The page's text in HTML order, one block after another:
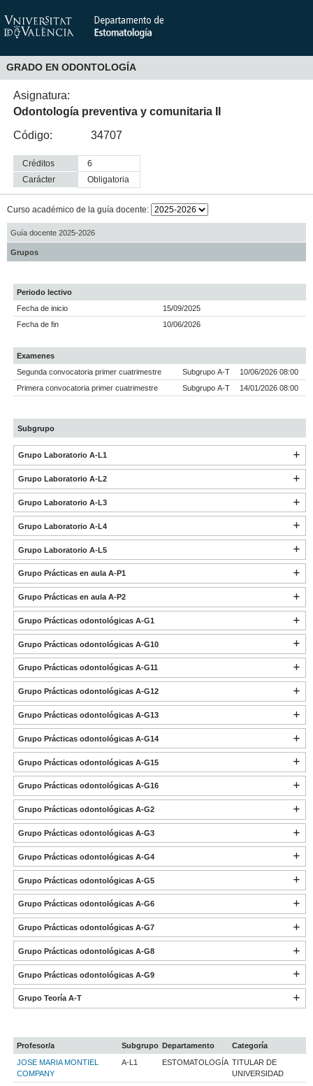
GRADO EN ODONTOLOGÍA
Asignatura:
Odontología preventiva y comunitaria II
Código:
34707
Créditos
6
Carácter
obligatoria
Curso académico de la guía docente:
Guía docente 2025-2026
Grupos
Periodo lectivo
Fecha de inicio
15/09/2025
Fecha de fin
10/06/2026
Examenes
Segunda convocatoria primer cuatrimestre
Subgrupo A-T
10/06/2026 08:00
Primera convocatoria primer cuatrimestre
Subgrupo A-T 14/01/2026 08:00
Subgrupo
Grupo Laboratorio A-L1
Grupo Laboratorio A-L2
Grupo Laboratorio A-L3
Grupo Laboratorio A-L4
Grupo Laboratorio A-L5
Grupo Prácticas en aula A-P1
Grupo Prácticas en aula A-P2
Grupo Prácticas odontológicas A-G1
Grupo Prácticas odontológicas A-G10
Grupo Prácticas odontológicas A-G11
Grupo Prácticas odontológicas A-G12
Grupo Prácticas odontológicas A-G13
Grupo Prácticas odontológicas A-G14
Grupo Prácticas odontológicas A-G15
Grupo Prácticas odontológicas A-G16
Grupo Prácticas odontológicas A-G2
Grupo Prácticas odontológicas A-G3
Grupo Prácticas odontológicas A-G4
Grupo Prácticas odontológicas A-G5
Grupo Prácticas odontológicas A-G6
Grupo Prácticas odontológicas A-G7
Grupo Prácticas odontológicas A-G8
Grupo Prácticas odontológicas A-G9
Grupo Teoría A-T
Profesor/a Subgrupo Departamento
Categoría
JOSE MARIA MONTIEL
COMPANY
A-L1 ESTOMATOLOGÍA TITULAR DE
UNIVERSIDAD